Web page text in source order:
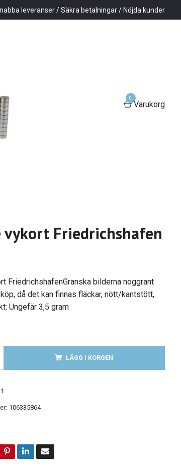
leveranser / Säkra betalningar / Nöjda kunder
0
Varukorg
vykort Friedrichshafen
FriedrichshafenGranska bilderna noggrant
då det kan finnas fläckar, nött/kantstött,
Ungefär 3,5 gram
LÄGG I KORGEN
1
106335864